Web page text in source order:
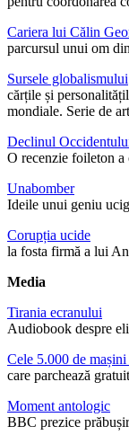
Cariera lui Călin
parcursul unui om
Sursele globalismului
cărțile și
mondiale. Serie de
Declinul
O recenzie foileton
Unabomber
Ideile unui geniu
Corupția ucide
la fosta firmă a lui
Media
Tirania ecranului
Audiobook despre
Cele 5.000 de mașini
care parchează
Moment antologic
BBC prezice